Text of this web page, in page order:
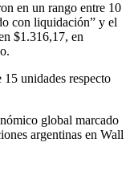
en un rango entre 10
con liquidación” y el
$1.316,17, en
unidades respecto
global marcado
argentinas en Wall